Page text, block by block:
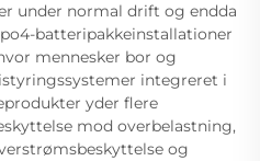
under normal drift og endda
batteripakkeinstallationer
mennesker bor og
integreret i
yder flere
mod overbelastning,
og